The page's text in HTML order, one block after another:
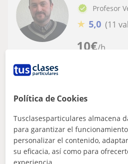
10€/h
Profesor
★ 5,0 (11
Granada
Profesor de ESTADÍSTICA
Relaciones Laborales,
Informática,
experiencia docente
Imparto clases de Estadística y
universitarioTengo amplia
universidadPuedo impartir
Política de Cookies
Tusclasesparticulares almacena
para garantizar el
personalizar el contenido,
su eficacia, así como para
experiencia.